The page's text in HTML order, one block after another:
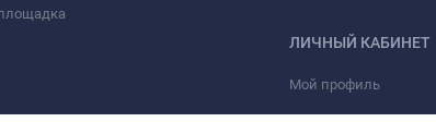
ЛИЧНЫЙ КАБИНЕТ
Мой профиль